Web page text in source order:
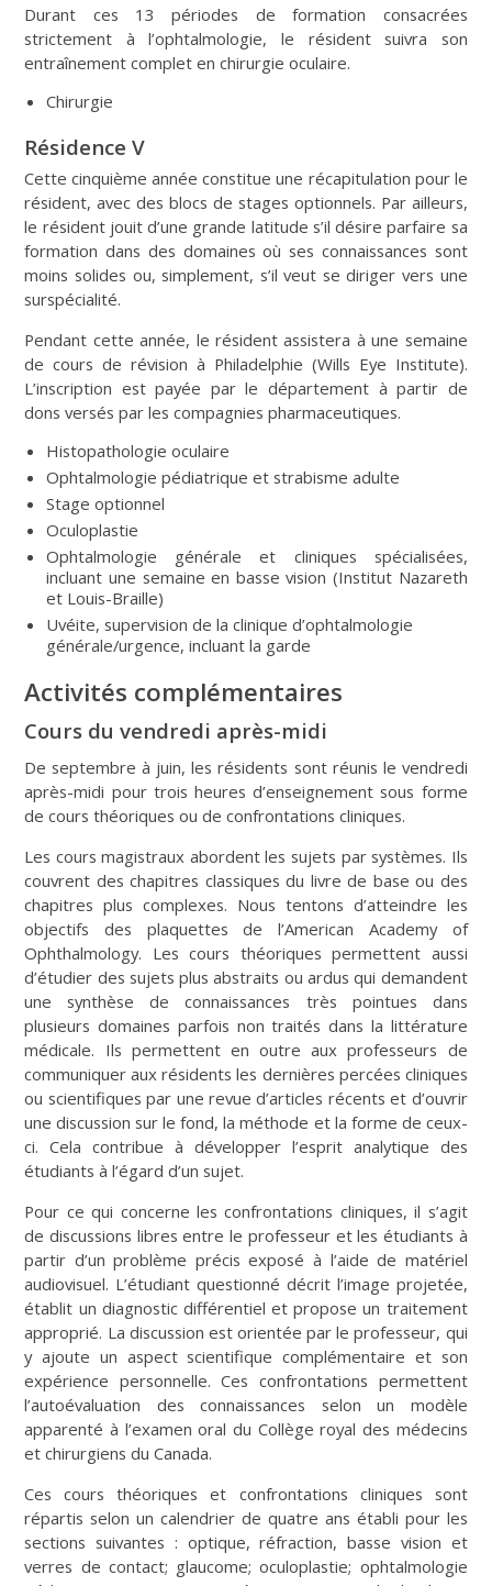
Durant ces 13 périodes de formation consacrées
strictement à l’ophtalmologie, le résident suivra son
entraînement complet en chirurgie oculaire.
Chirurgie
Résidence V
Cette cinquième année constitue une récapitulation pour le
résident, avec des blocs de stages optionnels. Par ailleurs,
le résident jouit d’une grande latitude s’il désire parfaire sa
formation dans des domaines où ses connaissances sont
moins solides ou, simplement, s’il veut se diriger vers une
surspécialité.
Pendant cette année, le résident assistera à une semaine
de cours de révision à Philadelphie (Wills Eye Institute).
L’inscription est payée par le département à partir de
dons versés par les compagnies pharmaceutiques.
Histopathologie oculaire
Ophtalmologie pédiatrique et strabisme adulte
Stage optionnel
Oculoplastie
Ophtalmologie générale et cliniques spécialisées,
incluant une semaine en basse vision (Institut Nazareth
et Louis-Braille)
Uvéite, supervision de la clinique d’ophtalmologie
générale/urgence, incluant la garde
Activités complémentaires
Cours du vendredi après-midi
De septembre à juin, les résidents sont réunis le vendredi
après-midi pour trois heures d’enseignement sous forme
de cours théoriques ou de confrontations cliniques.
Les cours magistraux abordent les sujets par systèmes. Ils
couvrent des chapitres classiques du livre de base ou des
chapitres plus complexes. Nous tentons d’atteindre les
objectifs des plaquettes de l’American Academy of
Ophthalmology. Les cours théoriques permettent aussi
d’étudier des sujets plus abstraits ou ardus qui demandent
une synthèse de connaissances très pointues dans
plusieurs domaines parfois non traités dans la littérature
médicale. Ils permettent en outre aux professeurs de
communiquer aux résidents les dernières percées cliniques
ou scientifiques par une revue d’articles récents et d’ouvrir
une discussion sur le fond, la méthode et la forme de ceux-
ci. Cela contribue à développer l’esprit analytique des
étudiants à l’égard d’un sujet.
Pour ce qui concerne les confrontations cliniques, il s’agit
de discussions libres entre le professeur et les étudiants à
partir d’un problème précis exposé à l’aide de matériel
audiovisuel. L’étudiant questionné décrit l’image projetée,
établit un diagnostic différentiel et propose un traitement
approprié. La discussion est orientée par le professeur, qui
y ajoute un aspect scientifique complémentaire et son
expérience personnelle. Ces confrontations permettent
l’autoévaluation des connaissances selon un modèle
apparenté à l’examen oral du Collège royal des médecins
et chirurgiens du Canada.
Ces cours théoriques et confrontations cliniques sont
répartis selon un calendrier de quatre ans établi pour les
sections suivantes : optique, réfraction, basse vision et
verres de contact; glaucome; oculoplastie; ophtalmologie